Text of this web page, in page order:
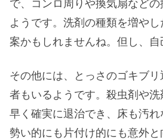
で、コンロ周りや換気扇など
ようです。洗剤の種類を増や
案かもしれませんね。但し、自
その他には、とっさのゴキブ
者もいるようです。殺虫剤や洗
早く確実に退治でき、床も汚
勢い的にも片付け的にも意外